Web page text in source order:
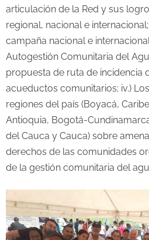
articulación de la Red y sus
regional, nacional e
campaña nacional e
Autogestión Comunitaria del
propuesta de ruta de incidencia
acueductos comunitarios; iv.)
regiones del país (Boyacá,
Antioquia, Bogotá-
del Cauca y Cauca) sobre
derechos de las comunidades
de la gestión comunitaria del